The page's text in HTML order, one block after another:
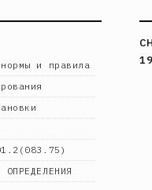
и правила